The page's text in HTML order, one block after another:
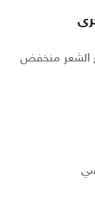
الشعر منخفض